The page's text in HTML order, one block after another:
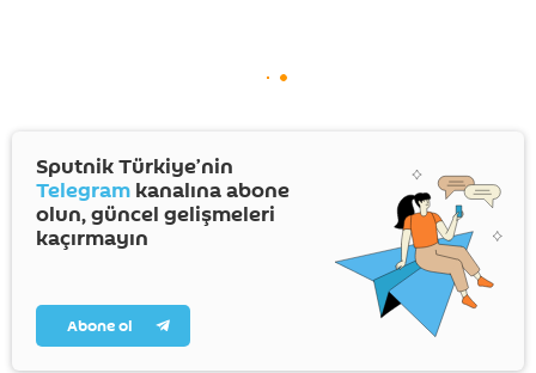
Sputnik Türkiye’nin
Telegram kanalına abone
olun, güncel gelişmeleri
kaçırmayın
Abone ol